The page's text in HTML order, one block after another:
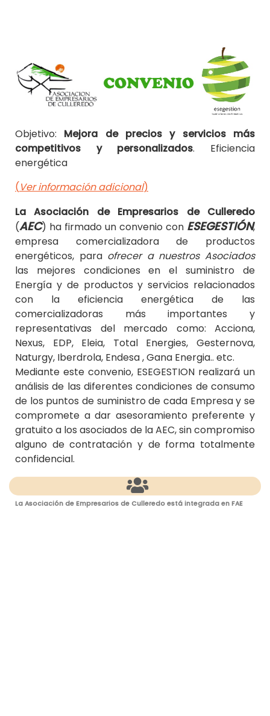
Objetivo: Mejora de precios y servicios más
competitivos y personalizados. Eficiencia
energética
(Ver información adicional)
La Asociación de Empresarios de Culleredo
(AEC) ha firmado un convenio con ESEGESTIÓN,
empresa comercializadora de productos
energéticos, para ofrecer a nuestros Asociados
las mejores condiciones en el suministro de
Energía y de productos y servicios relacionados
con la eficiencia energética de las
comercializadoras más importantes y
representativas del mercado como: Acciona,
Nexus, EDP, Eleia, Total Energies, Gesternova,
Naturgy, Iberdrola, Endesa , Gana Energia.. etc.
Mediante este convenio, ESEGESTION realizará un
análisis de las diferentes condiciones de consumo
de los puntos de suministro de cada Empresa y se
compromete a dar asesoramiento preferente y
gratuito a los asociados de la AEC, sin compromiso
alguno de contratación y de forma totalmente
confidencial.
La Asociación de Empresarios de Culleredo está integrada en FAE